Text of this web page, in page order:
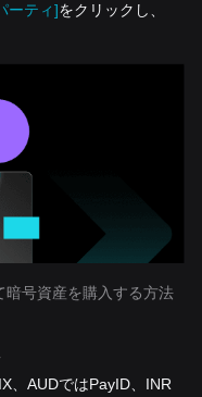
ーティ]をクリックし、
号資産を購入する方法
、AUDではPayID、INR